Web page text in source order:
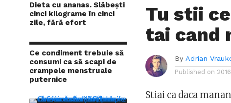
Dieta cu ananas. Slăbești
cinci kilograme în cinci
zile, fără efort
Ce condiment trebuie să
consumi ca să scapi de
crampele menstruale
puternice
Tu stii
tai cand
By Adrian
Published on
Stiai ca daca